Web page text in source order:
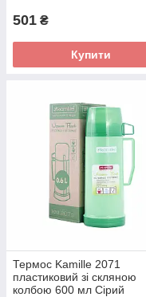
501 ₴
Купити
Термос Kamille 2071
пластиковий зі скляною
колбою 600 мл Сірий